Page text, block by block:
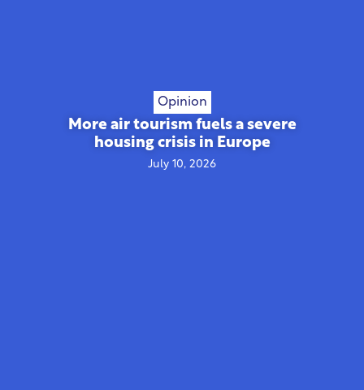
Opinion
More air tourism fuels a severe
housing crisis in Europe
July 10, 2026